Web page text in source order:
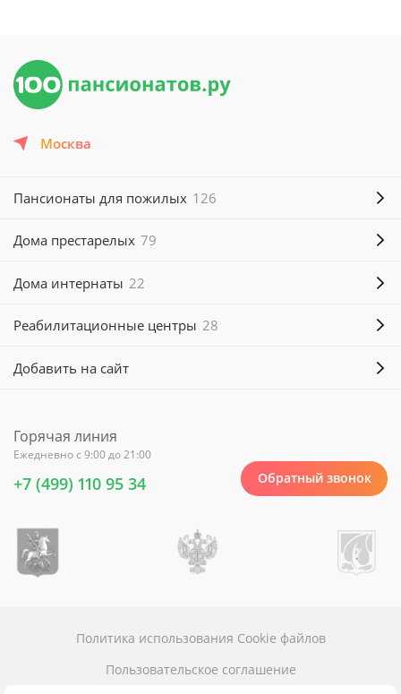
Москва
Добавить на сайт
Пансионаты для пожилых 126
Дома престарелых 79
Дома интернаты 22
Реабилитационные центры 28
Горячая линия
Ежедневно с 9:00 до 21:00
+7 (499) 110 95 34 Обратный звонок
Пользовательское соглашение
Политика использования Cookie файлов